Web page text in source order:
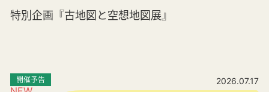
特別企画『古地図と空想地図展』
開催予告 2026.07.17